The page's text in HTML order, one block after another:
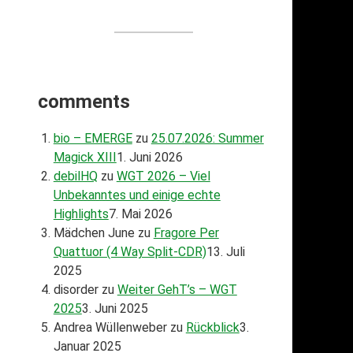
comments
bio – EMERGEzu 25.07.2026: Summer
Magick XIII1. Juni 2026
debilHQzu WGT 2026 – Viel
Unbekanntes und einige echte
Highlights7. Mai 2026
Mädchen June zu Fragore Per
Quattuor (4 Way Split-CDR)13. Juli
2025
disorderzu Weiter GehT’s – WGT
20253. Juni 2025
Andrea Wüllenweberzu Rückblick3.
Januar 2025